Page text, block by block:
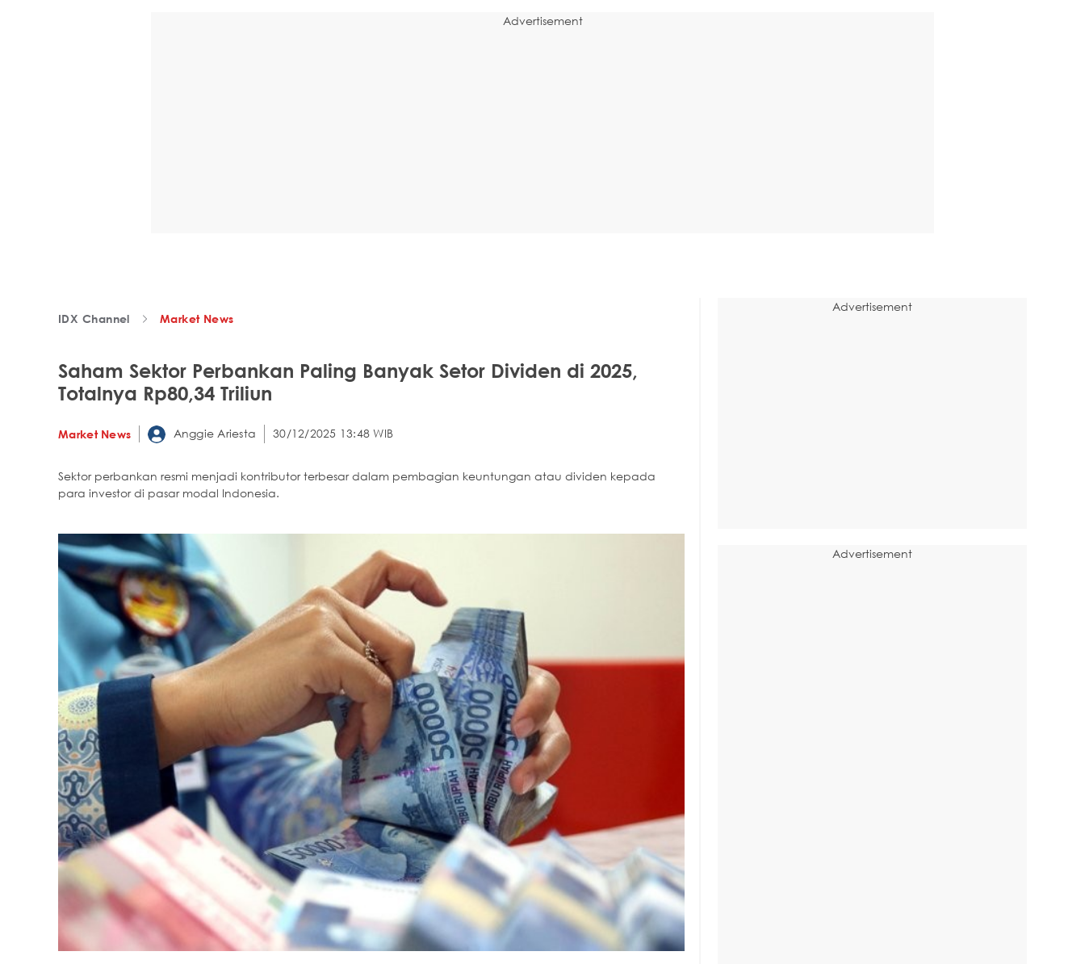
Advertisement
IDX Channel Market News
Saham Sektor Perbankan Paling Banyak Setor Dividen di 2025,
Totalnya Rp80,34 Triliun
Market News Anggie Ariesta 30/12/2025 13:48 WIB
Sektor perbankan resmi menjadi kontributor terbesar dalam pembagian keuntungan atau dividen kepada
para investor di pasar modal Indonesia.
Advertisement
Advertisement